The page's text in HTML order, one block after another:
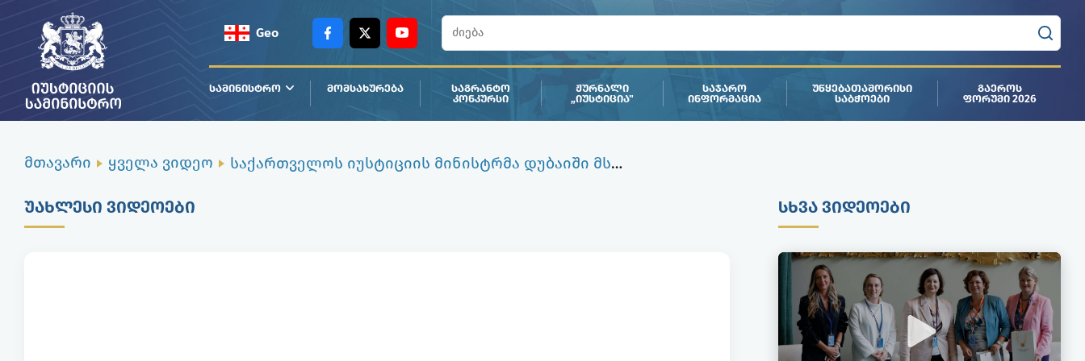
Geo
Eng
ᲡᲐᲛᲘᲜᲘᲡᲢᲠᲝ ᲛᲝᲛᲡᲐᲮᲣᲠᲔᲑᲐ ᲡᲐᲒᲠᲐᲜᲢᲝ
ᲙᲝᲜᲙᲣᲠᲡᲘ
ᲟᲣᲠᲜᲐᲚᲘ
„ᲘᲣᲡᲢᲘᲪᲘᲐ"
ᲡᲐᲯᲐᲠᲝ
ᲘᲜᲤᲝᲠᲛᲐᲪᲘᲐ
ᲣᲬᲧᲔᲑᲐᲗᲐᲨᲝᲠᲘᲡᲘ
ᲡᲐᲑᲭᲝᲔᲑᲘ
ᲒᲐᲔᲠᲝᲡ
ᲤᲝᲠᲣᲛᲘ 2026
მთავარი ყველა ვიდეო საქართველოს იუსტიციის მინისტრმა დუბაიში მსოფლიო მთავრობათა სამიტზე მონაწილეობის შედეგები შეაჯამა
ᲣᲐᲮᲚᲔᲡᲘ ᲕᲘᲓᲔᲝᲔᲑᲘ ᲡᲮᲕᲐ ᲕᲘᲓᲔᲝᲔᲑᲘ